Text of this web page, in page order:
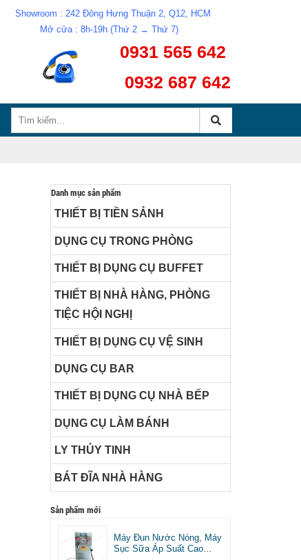
Showroom : 242 Đông Hưng Thuận 2, Q12, HCM
Mở cửa : 8h-19h (Thứ 2 → Thứ 7)
0931 565 642
0932 687 642
Danh mục sản phẩm
THIẾT BỊ TIỀN SẢNH
DỤNG CỤ TRONG PHÒNG
THIẾT BỊ DỤNG CỤ BUFFET
THIẾT BỊ NHÀ HÀNG, PHÒNG
TIỆC HỘI NGHỊ
THIẾT BỊ DỤNG CỤ VỆ SINH
DỤNG CỤ BAR
THIẾT BỊ DỤNG CỤ NHÀ BẾP
DỤNG CỤ LÀM BÁNH
LY THỦY TINH
BÁT ĐĨA NHÀ HÀNG
Sản phẩm mới
Máy Đun Nước Nóng, Máy
Sục Sữa Áp Suất Cao